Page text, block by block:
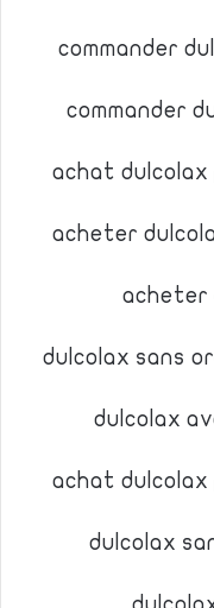
commander
commander
achat
acheter
acheter
dulcolax sans
dulcolax
achat
dulcolax